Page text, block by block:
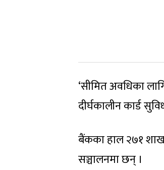
‘सीमित अवधिका
दीर्घकालीन कार्ड
बैंकका हाल २७१
सञ्चालनमा छन् ।